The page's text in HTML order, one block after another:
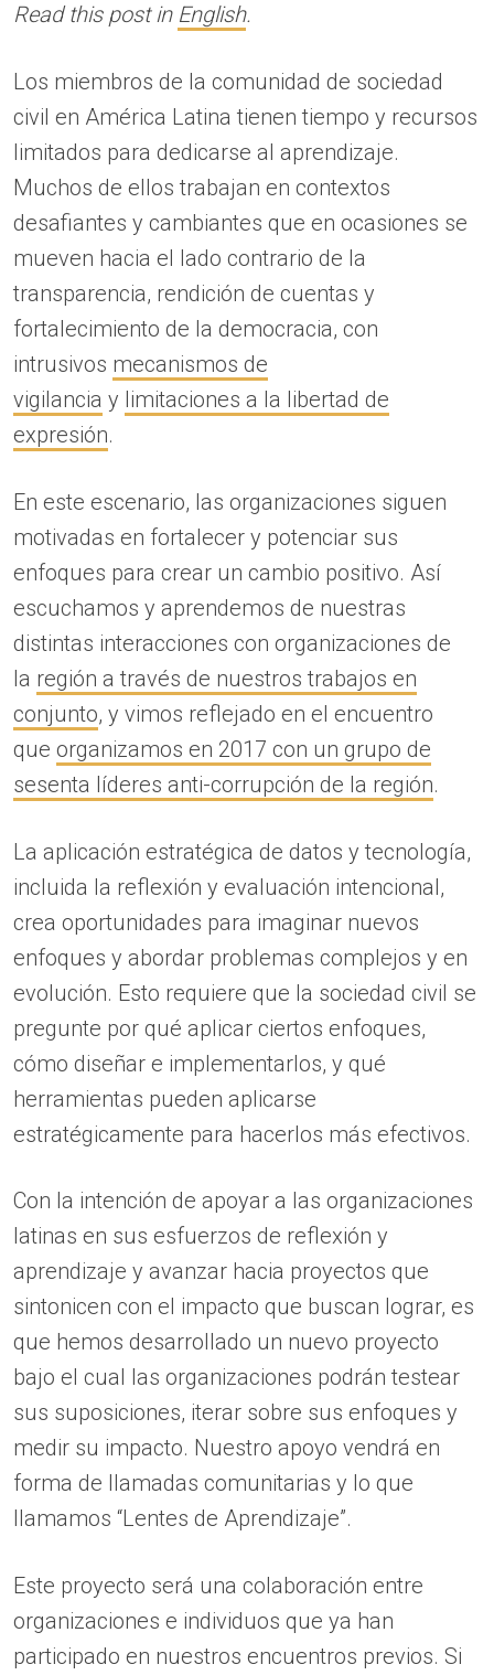
Read this post in English.
Los miembros de la comunidad de sociedad
civil en América Latina tienen tiempo y recursos
limitados para dedicarse al aprendizaje.
Muchos de ellos trabajan en contextos
desafiantes y cambiantes que en ocasiones se
mueven hacia el lado contrario de la
transparencia, rendición de cuentas y
fortalecimiento de la democracia, con
intrusivos mecanismos de
vigilancia y limitaciones a la libertad de
expresión.
En este escenario, las organizaciones siguen
motivadas en fortalecer y potenciar sus
enfoques para crear un cambio positivo. Así
escuchamos y aprendemos de nuestras
distintas interacciones con organizaciones de
la región a través de nuestros trabajos en
conjunto, y vimos reflejado en el encuentro
que organizamos en 2017 con un grupo de
sesenta líderes anti-corrupción de la región.
La aplicación estratégica de datos y tecnología,
incluida la reflexión y evaluación intencional,
crea oportunidades para imaginar nuevos
enfoques y abordar problemas complejos y en
evolución. Esto requiere que la sociedad civil se
pregunte por qué aplicar ciertos enfoques,
cómo diseñar e implementarlos, y qué
herramientas pueden aplicarse
estratégicamente para hacerlos más efectivos.
Con la intención de apoyar a las organizaciones
latinas en sus esfuerzos de reflexión y
aprendizaje y avanzar hacia proyectos que
sintonicen con el impacto que buscan lograr, es
que hemos desarrollado un nuevo proyecto
bajo el cual las organizaciones podrán testear
sus suposiciones, iterar sobre sus enfoques y
medir su impacto. Nuestro apoyo vendrá en
forma de llamadas comunitarias y lo que
llamamos “Lentes de Aprendizaje”.
Este proyecto será una colaboración entre
organizaciones e individuos que ya han
participado en nuestros encuentros previos. Si